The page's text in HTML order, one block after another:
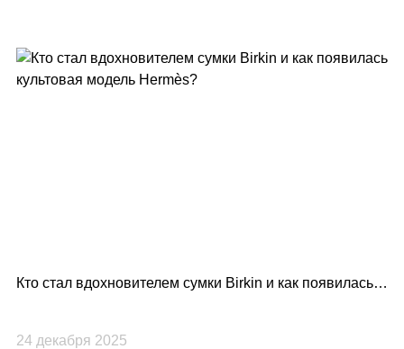
Кто стал вдохновителем сумки Birkin и как появилась
24 декабря 2025